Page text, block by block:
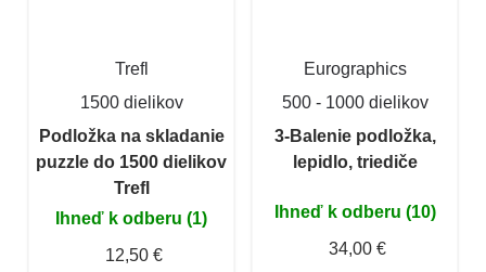
Trefl
1500 dielikov
Podložka na skladanie
puzzle do 1500 dielikov
Trefl
Ihneď k odberu (1)
12,50 €
Eurographics
500 - 1000 dielikov
3-Balenie podložka,
lepidlo, triediče
Ihneď k odberu (10)
34,00 €